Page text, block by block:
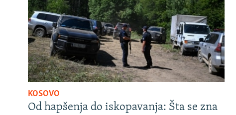
KOSOVO
Od hapšenja do iskopavanja: Šta se zna